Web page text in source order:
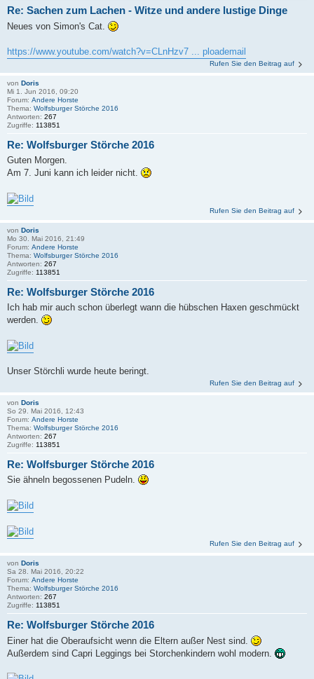
Re: Sachen zum Lachen - Witze und andere lustige Dinge
Neues von Simon's Cat.
https://www.youtube.com/watch?v=CLnHzv7 ... ploademail
Rufen Sie den Beitrag auf
von Doris
Mi 1. Jun 2016, 09:20
Forum: Andere Horste
Thema: Wolfsburger Störche 2016
Antworten: 267
Zugriffe: 113851
Re: Wolfsburger Störche 2016
Guten Morgen.
Am 7. Juni kann ich leider nicht.
Rufen Sie den Beitrag auf
von Doris
Mo 30. Mai 2016, 21:49
Forum: Andere Horste
Thema: Wolfsburger Störche 2016
Antworten: 267
Zugriffe: 113851
Re: Wolfsburger Störche 2016
Ich hab mir auch schon überlegt wann die hübschen Haxen geschmückt
werden.
Unser Störchli wurde heute beringt.
Rufen Sie den Beitrag auf
von Doris
So 29. Mai 2016, 12:43
Forum: Andere Horste
Thema: Wolfsburger Störche 2016
Antworten: 267
Zugriffe: 113851
Re: Wolfsburger Störche 2016
Sie ähneln begossenen Pudeln.
Rufen Sie den Beitrag auf
von Doris
Sa 28. Mai 2016, 20:22
Forum: Andere Horste
Thema: Wolfsburger Störche 2016
Antworten: 267
Zugriffe: 113851
Re: Wolfsburger Störche 2016
Einer hat die Oberaufsicht wenn die Eltern außer Nest sind.
Außerdem sind Capri Leggings bei Storchenkindern wohl modern.